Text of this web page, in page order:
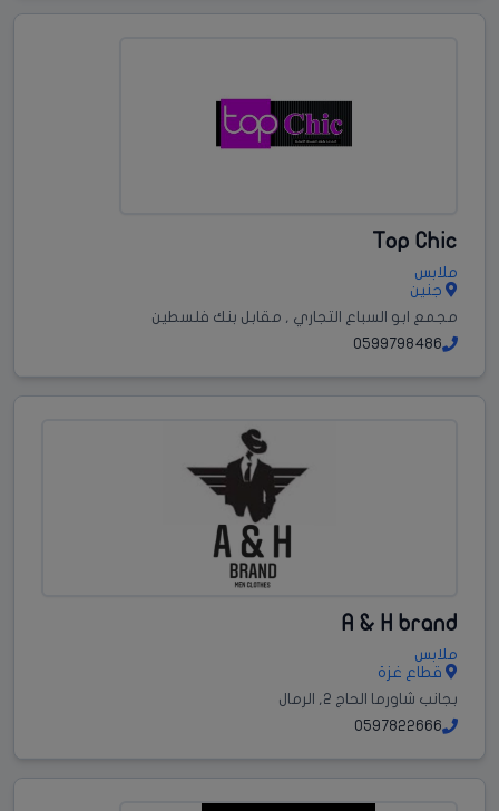
Top Chic
ملابس
جنين
مجمع ابو السباع التجاري , مقابل بنك فلسطين‏
0599798486
A & H brand
ملابس
قطاع غزة
بجانب شاورما الحاج 2, الرمال
0597822666